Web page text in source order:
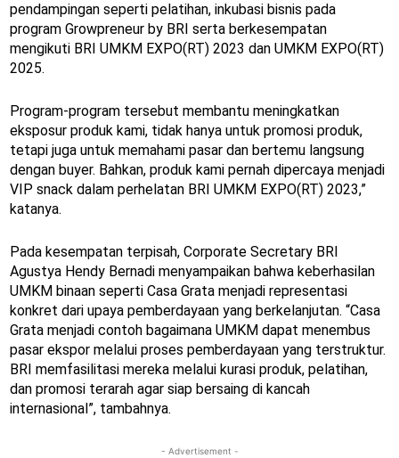
pendampingan seperti pelatihan, inkubasi bisnis pada
program Growpreneur by BRI serta berkesempatan
mengikuti BRI UMKM EXPO(RT) 2023 dan UMKM EXPO(RT)
2025.
Program-program tersebut membantu meningkatkan
eksposur produk kami, tidak hanya untuk promosi produk,
tetapi juga untuk memahami pasar dan bertemu langsung
dengan buyer. Bahkan, produk kami pernah dipercaya menjadi
VIP snack dalam perhelatan BRI UMKM EXPO(RT) 2023,”
katanya.
Pada kesempatan terpisah, Corporate Secretary BRI
Agustya Hendy Bernadi menyampaikan bahwa keberhasilan
UMKM binaan seperti Casa Grata menjadi representasi
konkret dari upaya pemberdayaan yang berkelanjutan. “Casa
Grata menjadi contoh bagaimana UMKM dapat menembus
pasar ekspor melalui proses pemberdayaan yang terstruktur.
BRI memfasilitasi mereka melalui kurasi produk, pelatihan,
dan promosi terarah agar siap bersaing di kancah
internasional”, tambahnya.
- Advertisement -